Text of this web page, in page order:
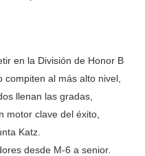
en la División de Honor B
al más alto nivel,
llenan las gradas,
motor clave del éxito,
Katz.
desde M-6 a senior.